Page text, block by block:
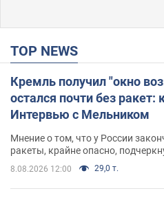
TOP NEWS
Кремль получил "окно
остался почти без ракет:
Интервью с Мельником
Мнение о том, что у России
ракеты, крайне опасно,
8.08.2026 12:00 29,0 т.